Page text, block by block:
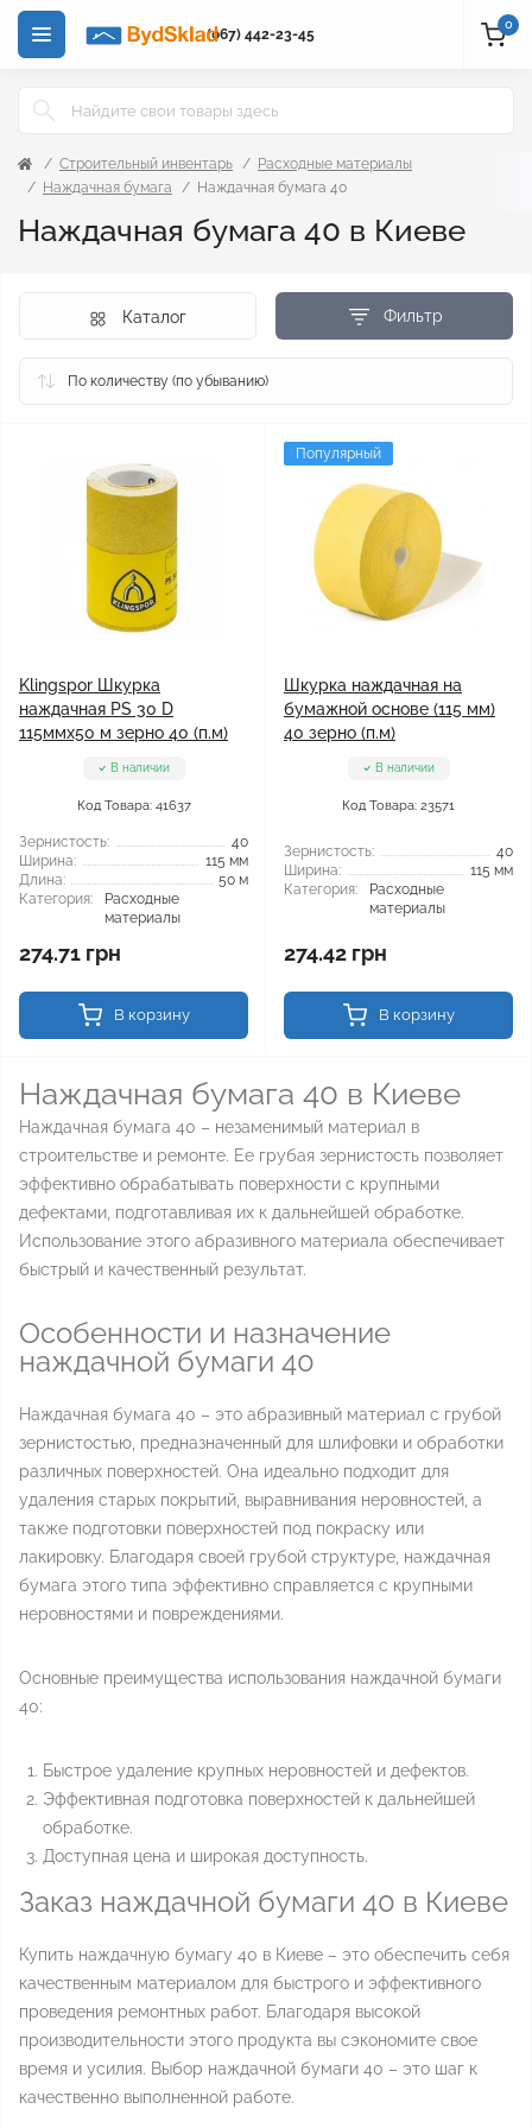
(067) 442-23-45
0
Строительный инвентарь
Расходные материалы
Наждачная бумага
Наждачная бумага 40
Наждачная бумага 40 в Киеве
Фильтр
Каталог
Klingspor Шкурка
наждачная PS 30 D
115ммx50 м зерно 40 (п.м)
В наличии
Код Товара: 41637
Зернистость:
40
Ширина:
115 мм
Длина:
50 м
Категория:
Расходные
материалы
274.71 грн
В корзину
Популярный
Шкурка наждачная на
бумажной основе (115 мм)
40 зерно (п.м)
В наличии
Код Товара: 23571
Зернистость:
40
Ширина:
115 мм
Категория:
Расходные
материалы
274.42 грн
В корзину
Наждачная бумага 40 в Киеве
Наждачная бумага 40 – незаменимый материал в
строительстве и ремонте. Ее грубая зернистость позволяет
эффективно обрабатывать поверхности с крупными
дефектами, подготавливая их к дальнейшей обработке.
Использование этого абразивного материала обеспечивает
быстрый и качественный результат.
Особенности и назначение
наждачной бумаги 40
Наждачная бумага 40 – это абразивный материал с грубой
зернистостью, предназначенный для шлифовки и обработки
различных поверхностей. Она идеально подходит для
удаления старых покрытий, выравнивания неровностей, а
также подготовки поверхностей под покраску или
лакировку. Благодаря своей грубой структуре, наждачная
бумага этого типа эффективно справляется с крупными
неровностями и повреждениями.
Основные преимущества использования наждачной бумаги
40:
Быстрое удаление крупных неровностей и дефектов.
Эффективная подготовка поверхностей к дальнейшей
обработке.
Доступная цена и широкая доступность.
Заказ наждачной бумаги 40 в Киеве
Купить наждачную бумагу 40 в Киеве – это обеспечить себя
качественным материалом для быстрого и эффективного
проведения ремонтных работ. Благодаря высокой
производительности этого продукта вы сэкономите свое
время и усилия. Выбор наждачной бумаги 40 – это шаг к
качественно выполненной работе.